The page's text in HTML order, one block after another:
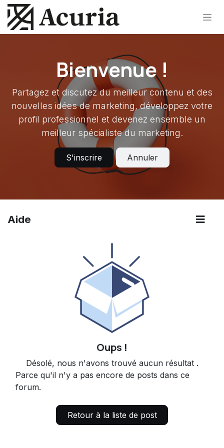
Se rendre au contenu
Bienvenue !
Partagez et discutez du meilleur contenu et des
nouvelles idées de marketing, développez votre
profil professionnel et devenez ensemble un
meilleur spécialiste du marketing.
S'inscrire Annuler
Aide
Oups !
Désolé, nous n'avons trouvé aucun résultat .
Parce qu'il n'y a pas encore de posts dans ce
forum.
Retour à la liste de post